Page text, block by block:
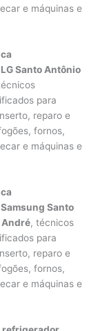
e máquinas e
Santo Antônio
para
reparo e
fornos,
e máquinas e
Santo
André, técnicos
para
reparo e
fornos,
e máquinas e